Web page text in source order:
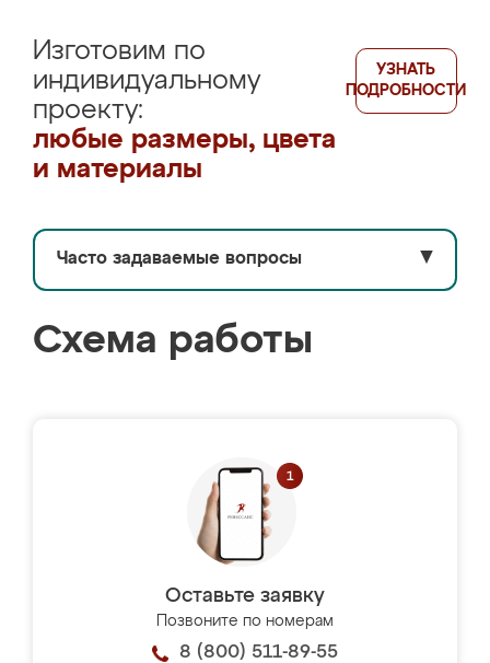
Изготовим по
индивидуальному
проекту:
любые размеры, цвета
и материалы
УЗНАТЬ
ПОДРОБНОСТИ
Часто задаваемые вопросы ▼
Схема работы
Оставьте заявку
Позвоните по номерам
8 (800) 511-89-55